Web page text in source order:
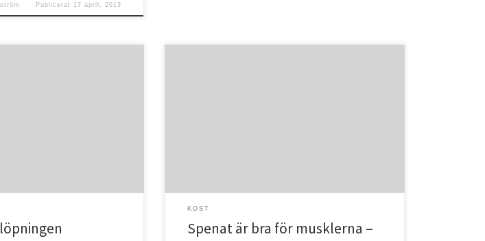
Publicerat 17 april, 2013
KOST
Spenat är bra för musklerna –